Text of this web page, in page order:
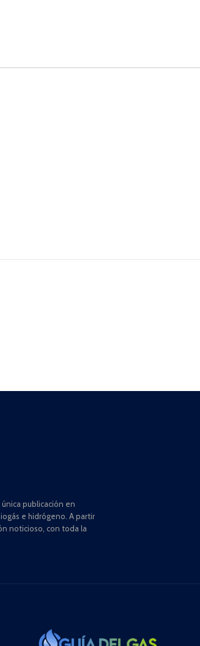
única publicación en
e hidrógeno. A partir
noticioso, con toda la